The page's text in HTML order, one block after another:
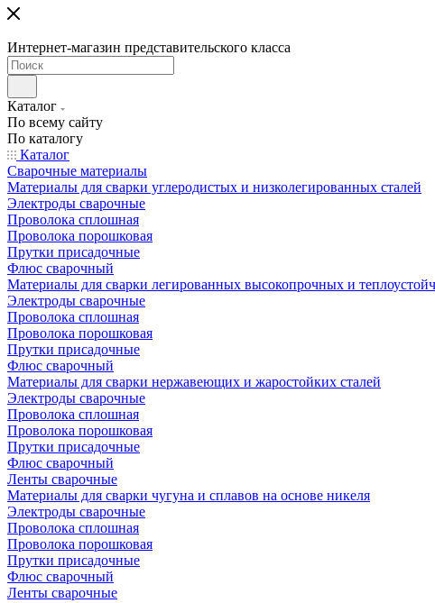
Интернет-магазин представительского класса
Каталог
По всему сайту
По каталогу
Каталог
Сварочные материалы
Материалы для сварки углеродистых и низколегированных сталей
Электроды сварочные
Проволока сплошная
Проволока порошковая
Прутки присадочные
Флюс сварочный
Материалы для сварки легированных высокопрочных и
Электроды сварочные
Проволока сплошная
Проволока порошковая
Прутки присадочные
Флюс сварочный
Материалы для сварки нержавеющих и жаростойких сталей
Электроды сварочные
Проволока сплошная
Проволока порошковая
Прутки присадочные
Флюс сварочный
Ленты сварочные
Материалы для сварки чугуна и сплавов на основе никеля
Электроды сварочные
Проволока сплошная
Проволока порошковая
Прутки присадочные
Флюс сварочный
Ленты сварочные